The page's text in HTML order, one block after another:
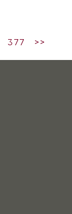
377 >>